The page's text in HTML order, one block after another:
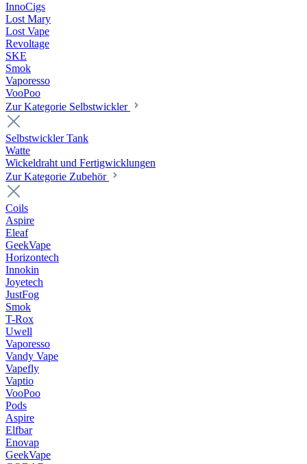
InnoCigs
Lost Mary
Lost Vape
Revoltage
SKE
Smok
Vaporesso
VooPoo
Zur Kategorie Selbstwickler
Selbstwickler Tank
Watte
Wickeldraht und Fertigwicklungen
Zur Kategorie Zubehör
Coils
Aspire
Eleaf
GeekVape
Horizontech
Innokin
Joyetech
JustFog
Smok
T-Rox
Uwell
Vaporesso
Vandy Vape
Vapefly
Vaptio
VooPoo
Pods
Aspire
Elfbar
Enovap
GeekVape